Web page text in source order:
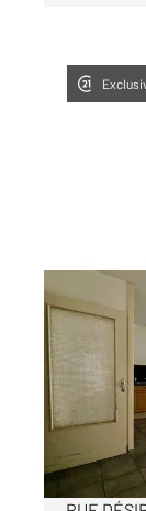
ST
65 m2, 3
Visiter le